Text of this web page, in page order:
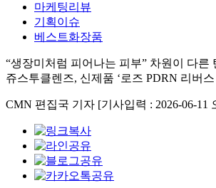
마케팅리뷰
기획이슈
베스트화장품
“생장미처럼 피어나는 피부” 차원이 다른
쥬스투클렌즈, 신제품 ‘로즈 PDRN 리버스
CMN 편집국 기자 [기사입력 : 2026-06-11